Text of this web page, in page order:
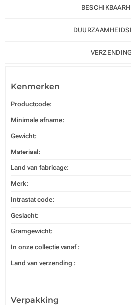
VERZENDING
Kenmerken
Productcode:
Minimale afname:
Gewicht:
Materiaal:
Land van fabricage:
Merk:
Intrastat code:
Geslacht:
Gramgewicht:
In onze collectie vanaf :
Land van verzending :
Verpakking